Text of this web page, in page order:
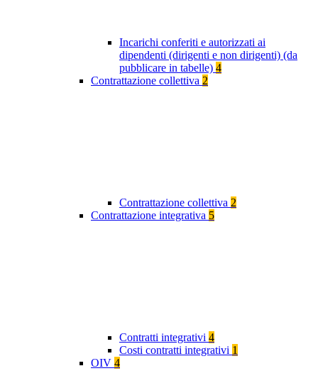
Incarichi conferiti e autorizzati ai
dipendenti (dirigenti e non dirigenti) (da
pubblicare in tabelle) 4
Contrattazione collettiva 2
Contrattazione collettiva 2
Contrattazione integrativa 5
Contratti integrativi 4
Costi contratti integrativi 1
OIV 4